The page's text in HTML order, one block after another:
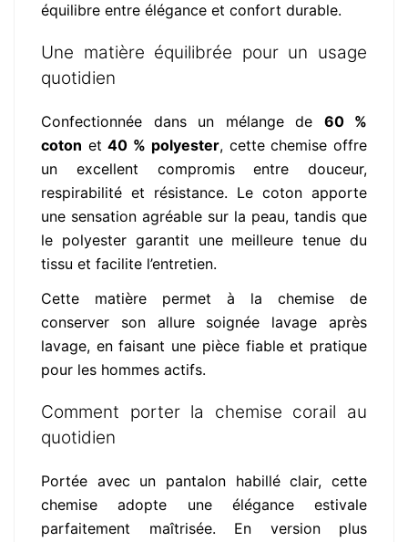
équilibre entre élégance et confort durable.
Une matière équilibrée pour un usage
quotidien
Confectionnée dans un mélange de 60 %
coton et40 % polyester, cette chemise offre
un excellent compromis entre douceur,
respirabilité et résistance. Le coton apporte
une sensation agréable sur la peau, tandis que
le polyester garantit une meilleure tenue du
tissu et facilite l’entretien.
Cette matière permet à la chemise de
conserver son allure soignée lavage après
lavage, en faisant une pièce fiable et pratique
pour les hommes actifs.
Comment porter la chemise corail au
quotidien
Portée avec un pantalon habillé clair, cette
chemise adopte une élégance estivale
parfaitement maîtrisée. En version plus